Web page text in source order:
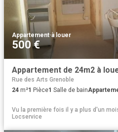
Appartement·à louer
500 €
Appartement de 24m2 à
Rue des Arts Grenoble
24 m²1 Pièce1 Salle de bain
Vu la première fois il y a plus d'un
Locservice